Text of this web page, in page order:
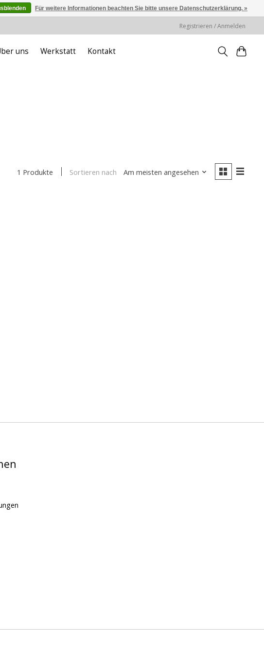
Registrieren / Anmelden
uns Werkstatt Kontakt
1 Produkte Sortieren nach Am meisten angesehen
Für weitere Informationen beachten Sie bitte unsere Datenschutzerklärung. »